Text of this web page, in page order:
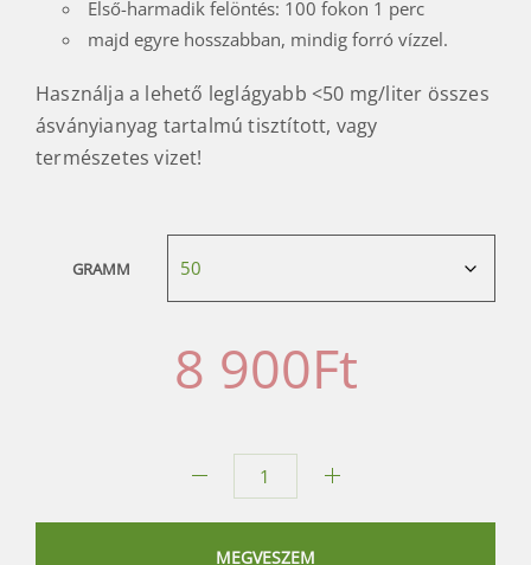
Első-harmadik felöntés: 100 fokon 1 perc
majd egyre hosszabban, mindig forró vízzel.
Használja a lehető leglágyabb <50 mg/liter összes
ásványianyag tartalmú tisztított, vagy
természetes vizet!
GRAMM
8 900Ft